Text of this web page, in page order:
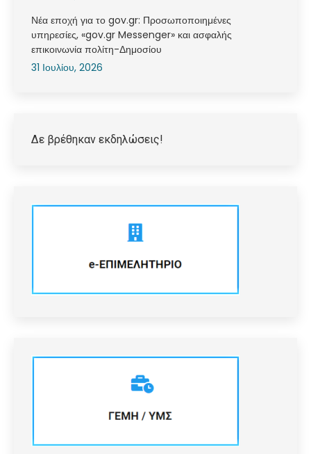
Νέα εποχή για το gov.gr: Προσωποποιημένες
υπηρεσίες, «gov.gr Messenger» και ασφαλής
επικοινωνία πολίτη-Δημοσίου
31 Ιουλίου, 2026
Δε βρέθηκαν εκδηλώσεις!